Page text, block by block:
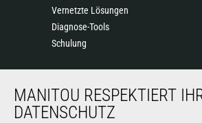
Vernetzte Lösungen
Diagnose-Tools
Schulung
ÜBER UNS
Die Manitou-Gruppe
MANITOU RESPEKTIERT
DATENSCHUTZ